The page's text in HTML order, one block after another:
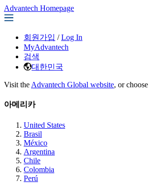
Advantech Homepage
회원가입 / Log In
MyAdvantech
검색
대한민국
Visit the Advantech Global website, or
아메리카
United States
Brasil
México
Argentina
Chile
Colombia
Perú